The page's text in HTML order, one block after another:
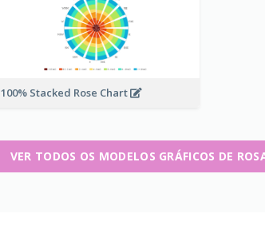
100% Stacked Rose Chart
VER TODOS OS MODELOS GRÁFICOS DE